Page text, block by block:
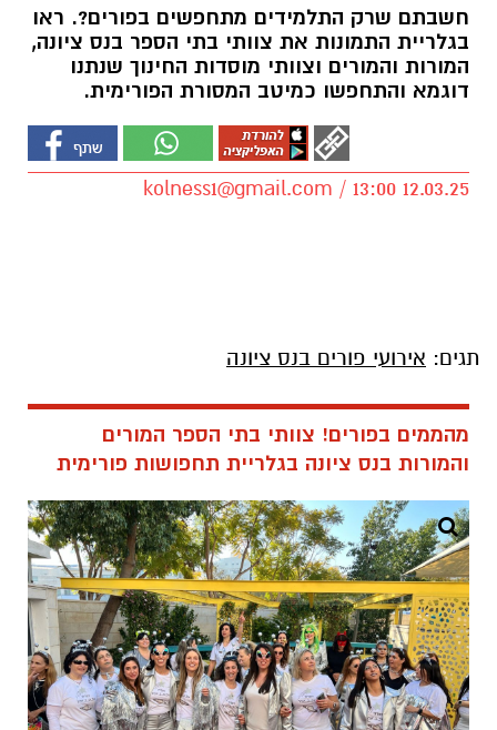
חשבתם שרק התלמידים מתחפשים בפורים?. ראו
בגלריית התמונות את צוותי בתי הספר בנס ציונה,
המורות והמורים וצוותי מוסדות החינוך שנתנו
דוגמא והתחפשו כמיטב המסורת הפורימית.
kolness1@gmail.com / 13:00 12.03.25
תגים: אירועי פורים בנס ציונה
מהממים בפורים! צוותי בתי הספר המורים
והמורות בנס ציונה בגלריית תחפושות פורימית